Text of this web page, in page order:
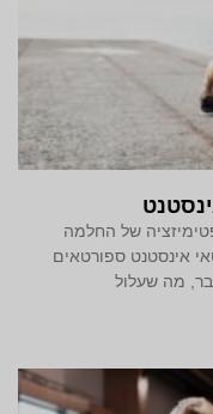
של החלמה
אינסטנט ספורטאים
מה שעלול